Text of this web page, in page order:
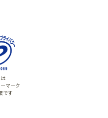
マーク
です